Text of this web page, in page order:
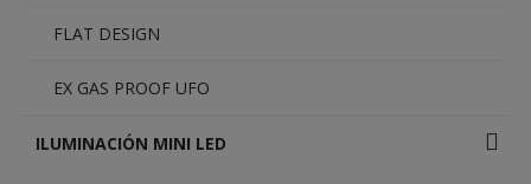
FLAT DESIGN
EX GAS PROOF UFO
ILUMINACIÓN MINI LED